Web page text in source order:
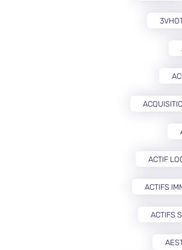
ACTIF
ACTIFS
ACTIFS